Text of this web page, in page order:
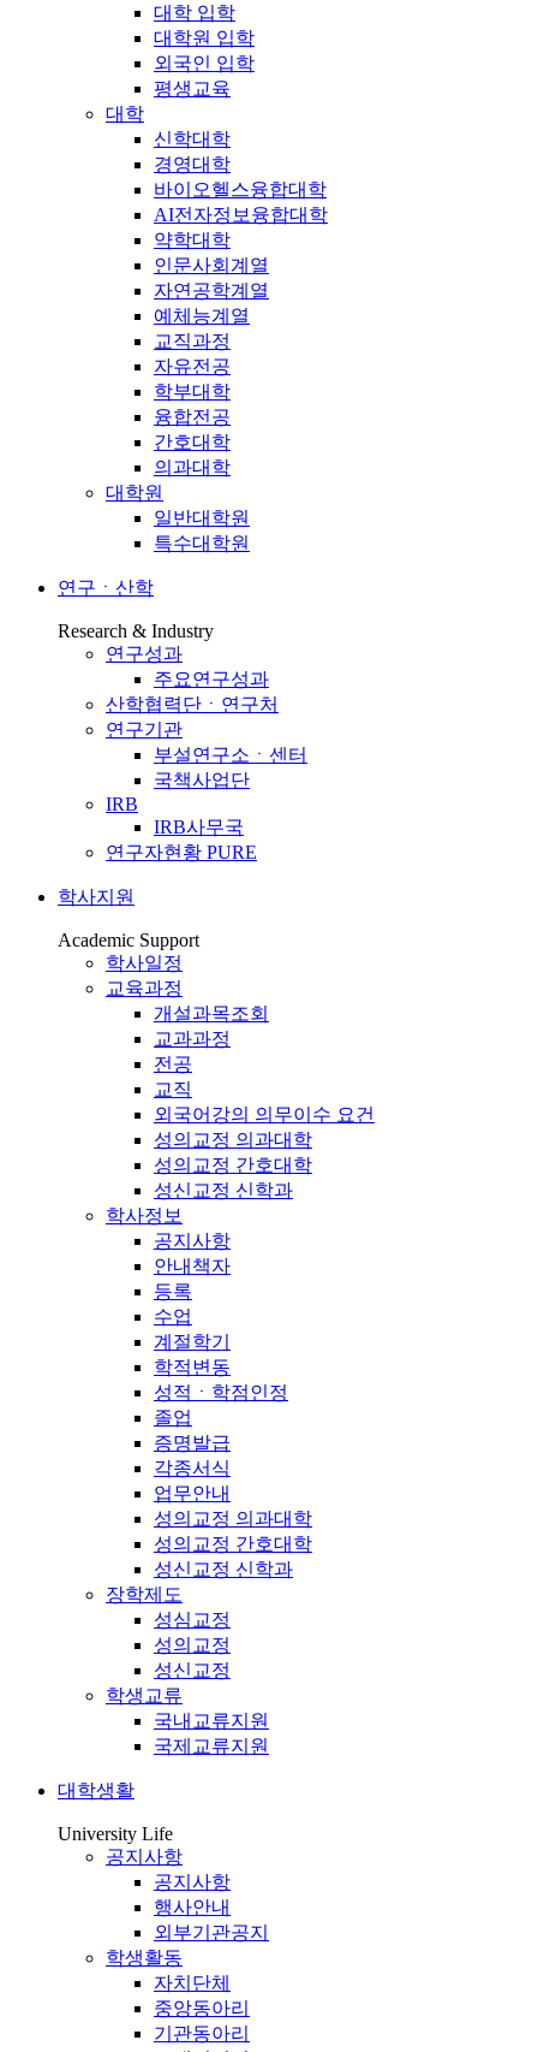
대학 입학
대학원 입학
외국인 입학
평생교육
대학
신학대학
경영대학
바이오헬스융합대학
AI전자정보융합대학
약학대학
인문사회계열
자연공학계열
예체능계열
교직과정
자유전공
학부대학
융합전공
간호대학
의과대학
대학원
일반대학원
특수대학원
연구ㆍ산학
Research & Industry
연구성과
주요연구성과
산학협력단ㆍ연구처
연구기관
부설연구소ㆍ센터
국책사업단
IRB
IRB사무국
연구자현황 PURE
학사지원
Academic Support
학사일정
교육과정
개설과목조회
교과과정
전공
교직
외국어강의 의무이수 요건
성의교정 의과대학
성의교정 간호대학
성신교정 신학과
학사정보
공지사항
안내책자
등록
수업
계절학기
학적변동
성적ㆍ학점인정
졸업
증명발급
각종서식
업무안내
성의교정 의과대학
성의교정 간호대학
성신교정 신학과
장학제도
성심교정
성의교정
성신교정
학생교류
국내교류지원
국제교류지원
대학생활
University Life
공지사항
공지사항
행사안내
외부기관공지
학생활동
자치단체
중앙동아리
기관동아리